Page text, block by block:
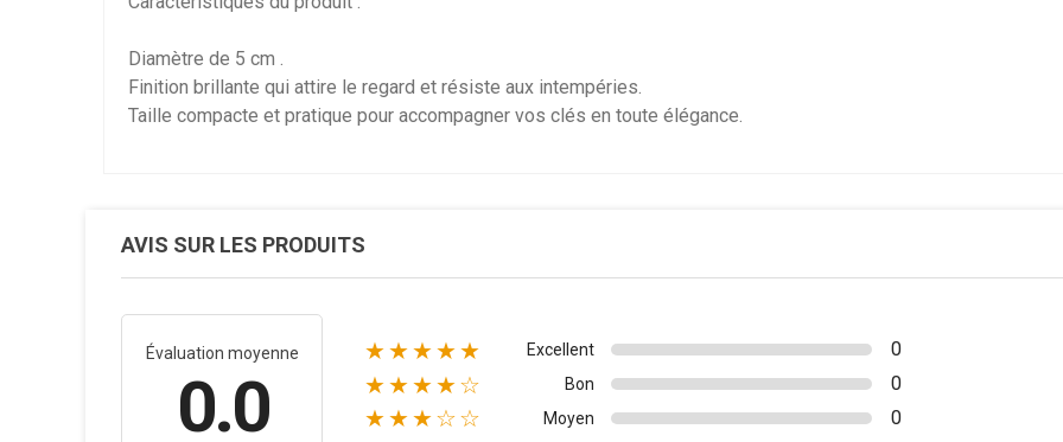
Diamètre de 5 cm .
Finition brillante qui attire le regard et résiste aux intempéries.
Taille compacte et pratique pour accompagner vos clés en toute élégance.
AVIS SUR LES PRODUITS
Évaluation moyenne
0.0
★★★★★ Excellent 0
★★★★☆ Bon 0
★★★☆☆ Moyen 0